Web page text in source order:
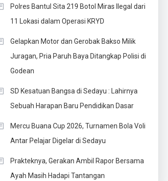
Polres Bantul Sita 219 Botol Miras Ilegal dari
11 Lokasi dalam Operasi KRYD
Gelapkan Motor dan Gerobak Bakso Milik
Juragan, Pria Paruh Baya Ditangkap Polisi di
Godean
SD Kesatuan Bangsa di Sedayu : Lahirnya
Sebuah Harapan Baru Pendidikan Dasar
Mercu Buana Cup 2026, Turnamen Bola Voli
Antar Pelajar Digelar di Sedayu
Prakteknya, Gerakan Ambil Rapor Bersama
Ayah Masih Hadapi Tantangan